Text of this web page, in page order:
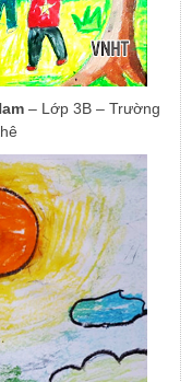
– Lớp 3B – Trường